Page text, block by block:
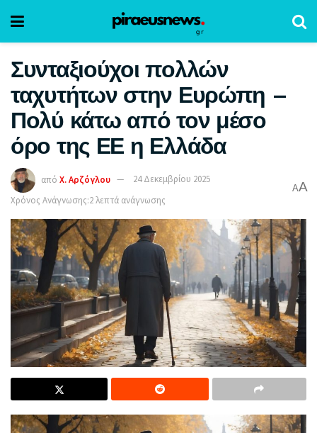
Συνταξιούχοι πολλών
ταχυτήτων στην Ευρώπη –
Πολύ κάτω από τον μέσο
όρο της ΕΕ η Ελλάδα
από Χ. Αρζόγλου
24 Δεκεμβρίου 2025
Χρόνος Ανάγνωσης:2 λεπτά ανάγνωσης
AA